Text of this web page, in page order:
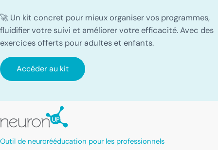
🚀 Un kit concret pour mieux organiser vos programmes,
fluidifier votre suivi et améliorer votre efficacité. Avec des
exercices offerts pour adultes et enfants.
Accéder au kit
Outil de neurorééducation pour les professionnels